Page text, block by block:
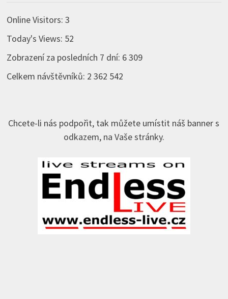
Online Visitors: 3
Today's Views: 52
Zobrazení za posledních 7 dní: 6 309
Celkem návštěvníků: 2 362 542
Chcete-li nás podpořit, tak můžete umístit náš banner s
odkazem, na Vaše stránky.